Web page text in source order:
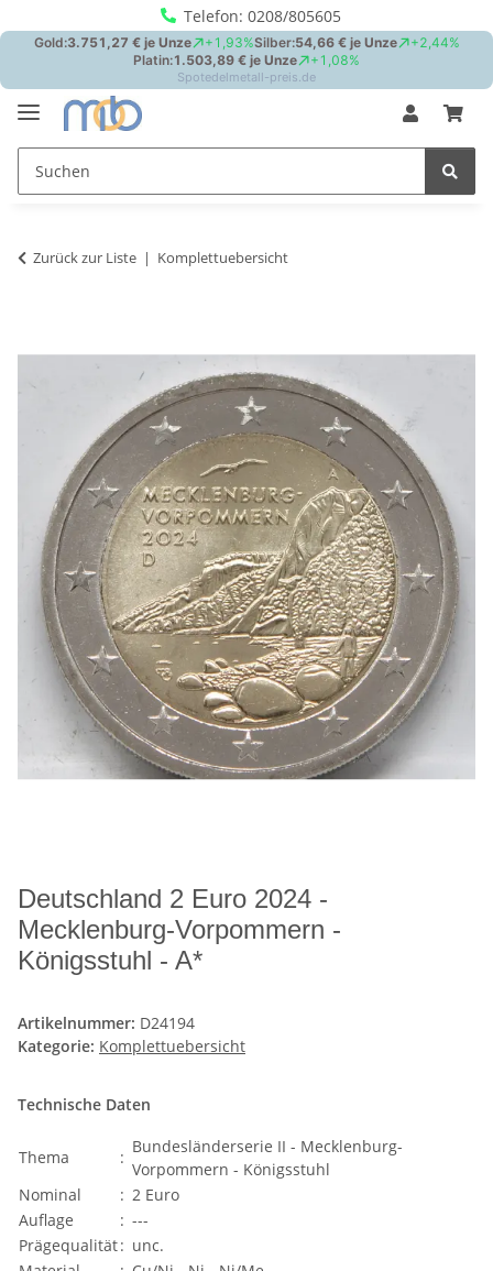
Telefon: 0208/805605
Zurück zur Liste Komplettuebersicht
Deutschland 2 Euro 2024 -
Mecklenburg-Vorpommern -
Königsstuhl - A*
Artikelnummer: D24194
Kategorie: Komplettuebersicht
Technische Daten
Thema :
Bundesländerserie II - Mecklenburg-
Vorpommern - Königsstuhl
Nominal
: 2 Euro
Auflage
: ---
Prägequalität: unc.